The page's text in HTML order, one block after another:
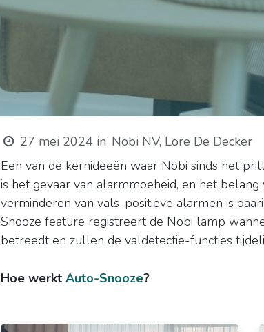
27 mei 2024 in Nobi NV, Lore De Decker
Een van de kernideeën waar Nobi sinds het
is het gevaar van alarmmoeheid, en het
verminderen van vals-positieve alarmen is
Snooze feature registreert de Nobi lamp
betreedt en zullen de valdetectie-functies
Hoe werkt Auto-Snooze?